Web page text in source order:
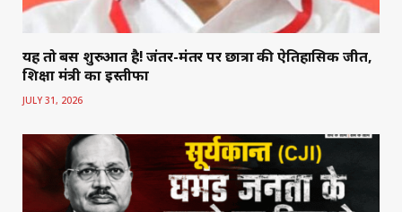
यह तो बस शुरुआत है! जंतर-मंतर पर छात्रों की ऐतिहासिक जीत,
शिक्षा मंत्री का इस्तीफा
JULY 31, 2026